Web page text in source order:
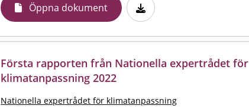
Öppna dokument
Första rapporten från Nationella expertrådet för
klimatanpassning 2022
Nationella expertrådet för klimatanpassning